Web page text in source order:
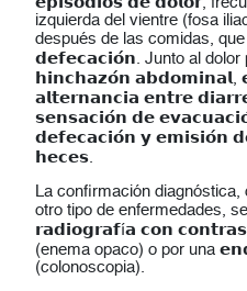
izquierda del vientre (fosa
después de las comidas,
𝗱𝗲𝗳𝗲𝗰𝗮𝗰𝗶𝗼́𝗻. Junto al dolor
𝗵𝗶𝗻𝗰𝗵𝗮𝘇𝗼́𝗻 𝗮𝗯𝗱𝗼𝗺𝗶𝗻𝗮𝗹,
𝗮𝗹𝘁𝗲𝗿𝗻𝗮𝗻𝗰𝗶𝗮 𝗲𝗻𝘁𝗿𝗲
𝘀𝗲𝗻𝘀𝗮𝗰𝗶𝗼́𝗻 𝗱𝗲
𝗱𝗲𝗳𝗲𝗰𝗮𝗰𝗶𝗼́𝗻 𝘆 𝗲𝗺𝗶𝘀𝗶𝗼́𝗻
𝗵𝗲𝗰𝗲𝘀.
La confirmación
otro tipo de enfermedades,
𝗿𝗮𝗱𝗶𝗼𝗴𝗿𝗮𝗳í𝗮 𝗰𝗼𝗻
(enema opaco) o por una
(colonoscopia).